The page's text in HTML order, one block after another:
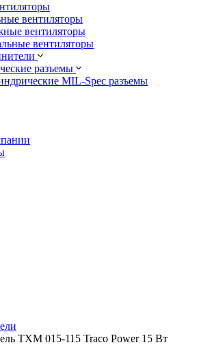
вентиляторы
вентиляторы
вентиляторы
разъемы
MIL-Spec разъемы
TXM 015-115 Traco Power 15 Вт